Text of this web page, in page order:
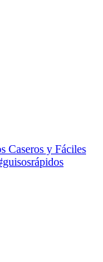
Caseros y Fáciles